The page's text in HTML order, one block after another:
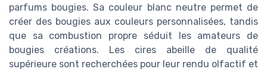
parfums bougies. Sa couleur blanc neutre permet de
créer des bougies aux couleurs personnalisées, tandis
que sa combustion propre séduit les amateurs de
bougies créations. Les cires abeille de qualité
supérieure sont recherchées pour leur rendu olfactif et